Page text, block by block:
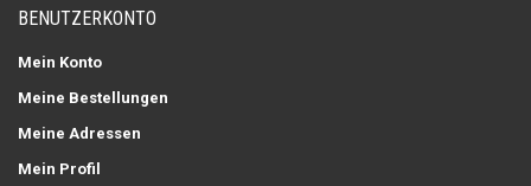
BENUTZERKONTO
Mein Konto
Meine Bestellungen
Meine Adressen
Mein Profil